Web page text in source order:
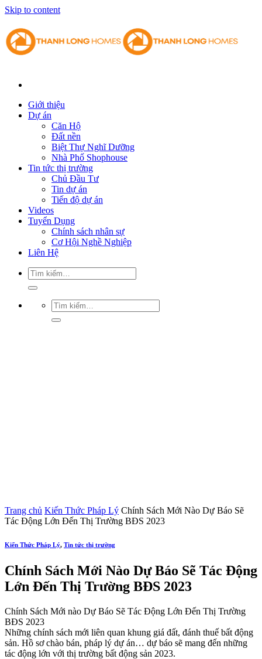
Skip to content
Giới thiệu
Dự án
Căn Hộ
Đất nền
Biệt Thự Nghĩ Dưỡng
Nhà Phố Shophouse
Tin tức thị trường
Chủ Đầu Tư
Tin dự án
Tiến độ dự án
Videos
Tuyển Dụng
Chính sách nhân sự
Cơ Hội Nghề Nghiệp
Liên Hệ
Trang chủ Kiến Thức Pháp Lý Chính Sách Mới Nào Dự Báo Sẽ
Tác Động Lớn Đến Thị Trường BĐS 2023
Kiến Thức Pháp Lý, Tin tức thị trường
Chính Sách Mới Nào Dự Báo Sẽ Tác Động
Lớn Đến Thị Trường BĐS 2023
Chính Sách Mới nào Dự Báo Sẽ Tác Động Lớn Đến Thị Trường
BĐS 2023
Những chính sách mới liên quan khung giá đất, đánh thuế bất động
sản. Hồ sơ chào bán, pháp lý dự án… dự báo sẽ mang đến những
tác động lớn với thị trường bất động sản 2023.